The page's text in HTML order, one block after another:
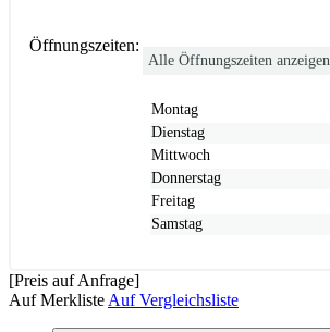
Öffnungszeiten:
Alle Öffnungszeiten anzeigen
Montag
Dienstag
Mittwoch
Donnerstag
Freitag
Samstag
[Preis auf Anfrage]
Auf Merkliste Auf Vergleichsliste